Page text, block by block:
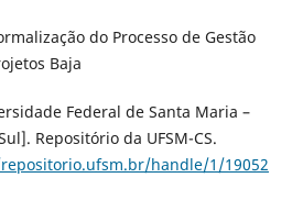
do Processo de Gestão
Baja
Federal de Santa Maria –
Repositório da UFSM-CS.
handle/1/19052